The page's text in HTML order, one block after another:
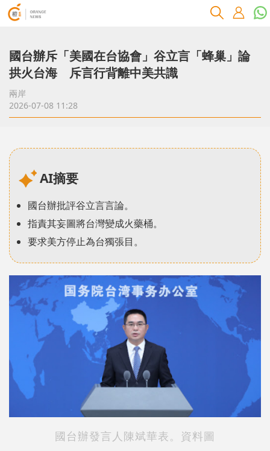
​國台辦斥「美國在台協會」谷立言「蜂巢」論
拱火台海 斥言行背離中美共識
兩岸
2026-07-08 11:28
AI摘要
國台辦批評谷立言言論。
指責其妄圖將台灣變成火藥桶。
要求美方停止為台獨張目。
國台辦發言人陳斌華表。資料圖